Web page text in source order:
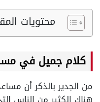
محتويات
كلام جميل في
من الجدير بالذكر أن